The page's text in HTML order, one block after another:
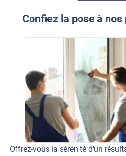
Confiez la pose à
Offrez-vous la sérénité d'un